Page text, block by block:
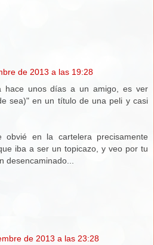
de 2013 a las 19:28
hace unos días a un amigo, es ver
sea)" en un título de una peli y casi
en la cartelera precisamente
iba a ser un topicazo, y veo por tu
desencaminado...
de 2013 a las 23:28